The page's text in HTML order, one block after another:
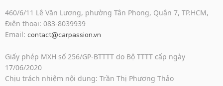
460/6/11 Lê Văn Lương, phường Tân Phong, Quận 7, TP.HCM,
Điện thoại: 083-8039939
Email: contact@carpassion.vn
Giấy phép MXH số 256/GP-BTTTT do Bộ TTTT cấp ngày
17/06/2020
Chịu trách nhiệm nội dung: Trần Thị Phương Thảo